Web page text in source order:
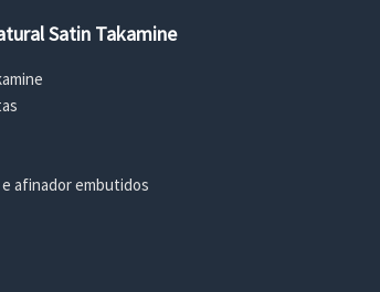
Satin Takamine
afinador embutidos